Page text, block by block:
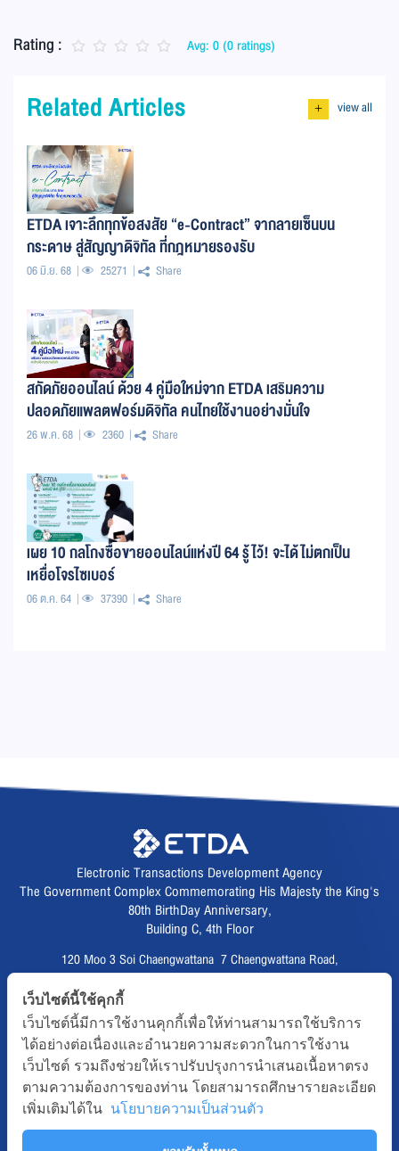
Rating : Avg: 0 (0 ratings)
Related Articles + view all
ETDA เจาะลึกทุกข้อสงสัย “e-Contract” จากลายเซ็นบน
กระดาษ สู่สัญญาดิจิทัล ที่กฎหมายรองรับ
06 มิ.ย. 68 25271 Share
สกัดภัยออนไลน์ ด้วย 4 คู่มือใหม่จาก ETDA เสริมความ
ปลอดภัยแพลตฟอร์มดิจิทัล คนไทยใช้งานอย่างมั่นใจ
26 พ.ค. 68 2360 Share
เผย 10 กลโกงซื้อขายออนไลน์แห่งปี 64 รู้ไว้! จะได้ไม่ตกเป็น
เหยื่อโจรไซเบอร์
06 ต.ค. 64 37390 Share
Electronic Transactions Development Agency
The Government Complex Commemorating His Majesty the King's
80th BirthDay Anniversary,
Building C, 4th Floor
120 Moo 3 Soi Chaengwattana 7 Chaengwattana Road,
Fax :02 123 1200
CALL CENTER :02 123 1234
email :info@etda.or.th
Follows
เว็บไซต์นี้ใช้คุกกี้
เว็บไซต์นี้มีการใช้งานคุกกี้เพื่อให้ท่านสามารถใช้บริการ
ได้อย่างต่อเนื่องและอำนวยความสะดวกในการใช้งาน
เว็บไซต์ รวมถึงช่วยให้เราปรับปรุงการนำเสนอเนื้อหาตรง
ตามความต้องการของท่าน โดยสามารถศึกษารายละเอียด
เพิ่มเติมได้ใน นโยบายความเป็นส่วนตัว